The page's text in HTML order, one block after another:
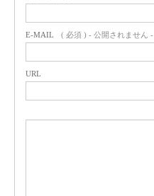
E-MAIL ( 必須 ) - 公開されません -
URL